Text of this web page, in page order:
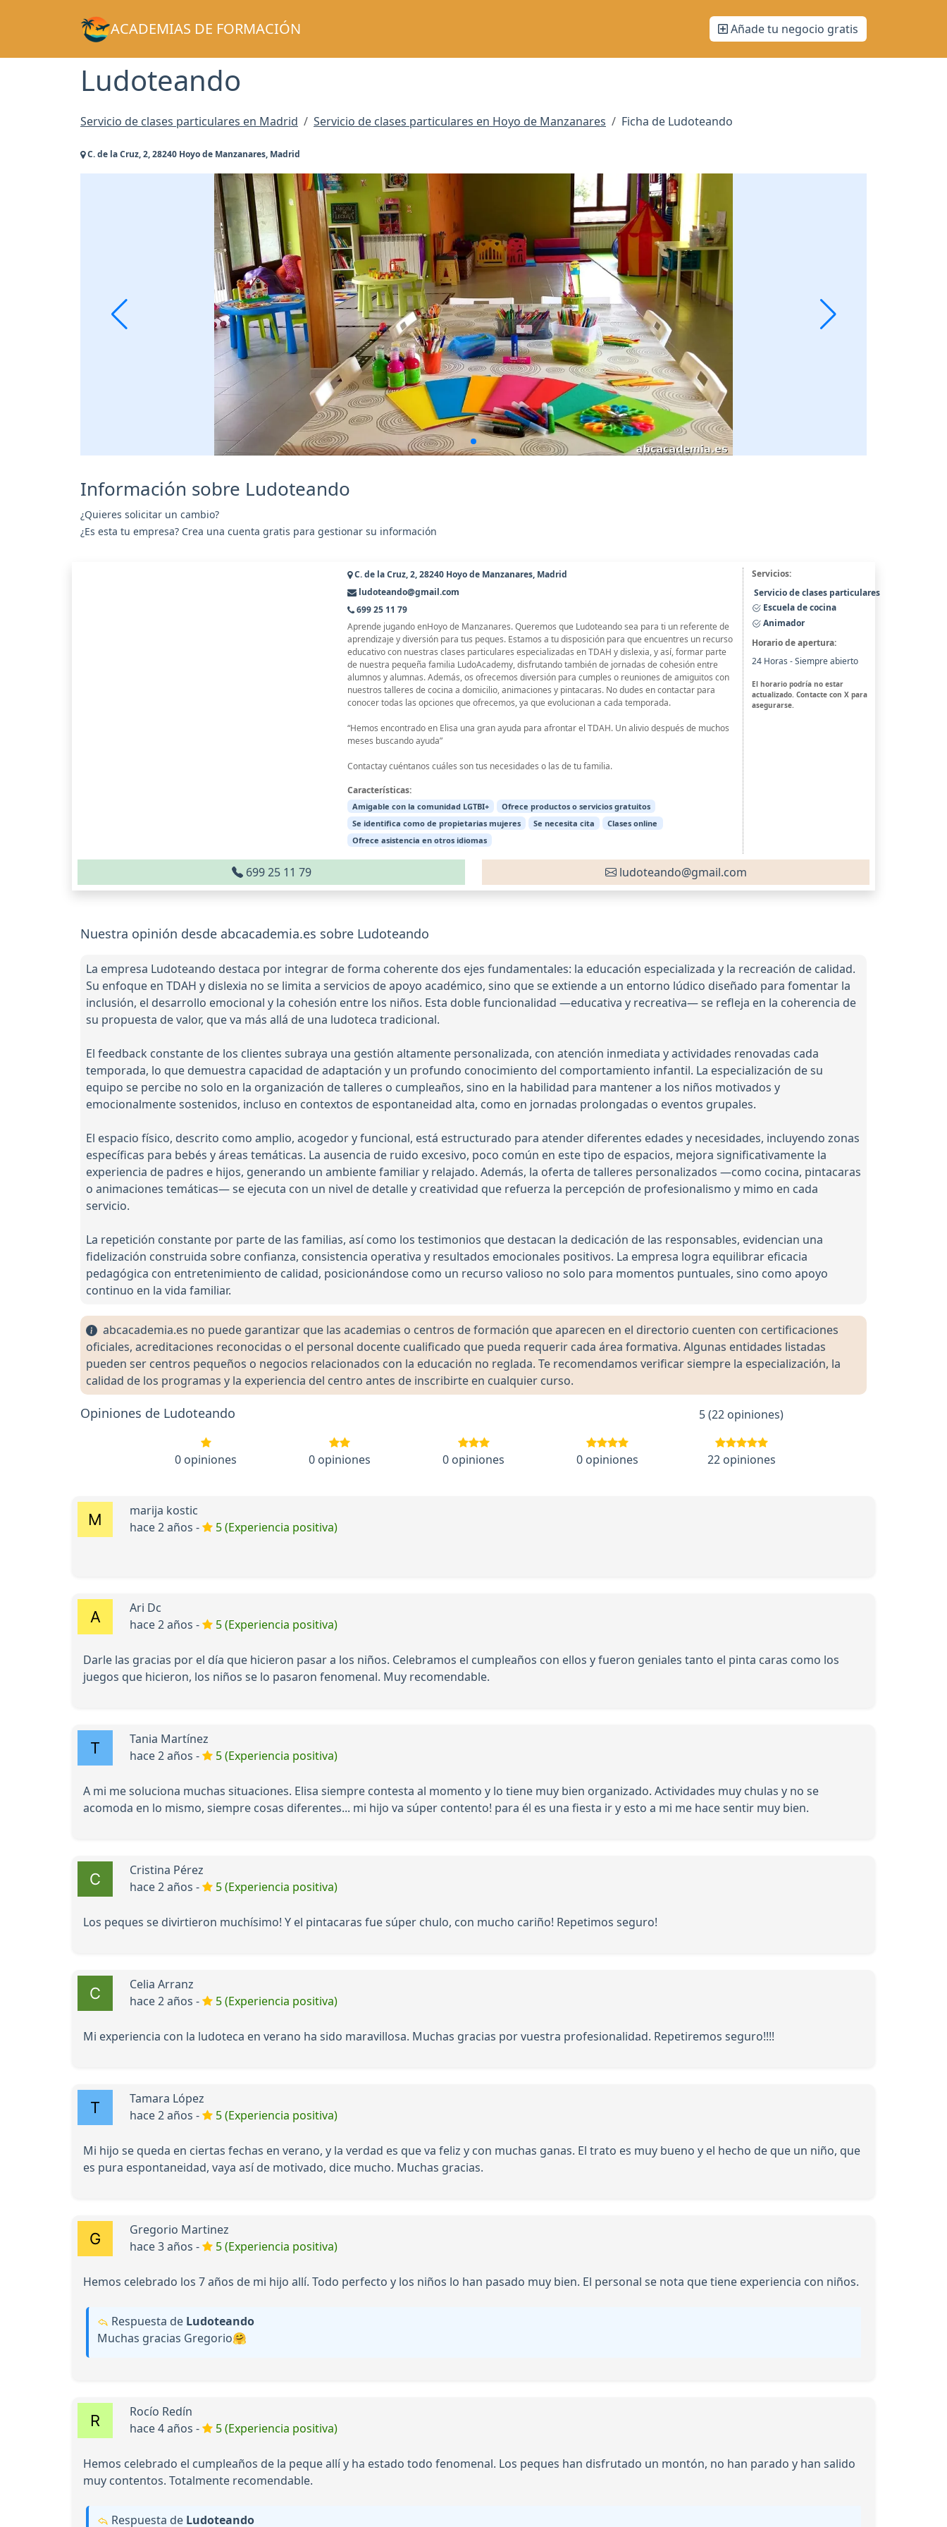
ACADEMIAS DE FORMACIÓN Añade tu negocio gratis
Ludoteando
Servicio de clases particulares en Madrid Servicio de clases particulares en Hoyo de Manzanares Ficha de Ludoteando
C. de la Cruz, 2, 28240 Hoyo de Manzanares, Madrid
Información sobre Ludoteando
¿Quieres solicitar un cambio?
¿Es esta tu empresa? Crea una cuenta gratis para gestionar su información
C. de la Cruz, 2, 28240 Hoyo de Manzanares, Madrid
ludoteando@gmail.com
699 25 11 79
Aprende jugando enHoyo de Manzanares. Queremos que Ludoteando sea para ti un referente de
aprendizaje y diversión para tus peques. Estamos a tu disposición para que encuentres un recurso
educativo con nuestras clases particulares especializadas en TDAH y dislexia, y así, formar parte
de nuestra pequeña familia LudoAcademy, disfrutando también de jornadas de cohesión entre
alumnos y alumnas. Además, os ofrecemos diversión para cumples o reuniones de amiguitos con
nuestros talleres de cocina a domicilio, animaciones y pintacaras. No dudes en contactar para
conocer todas las opciones que ofrecemos, ya que evolucionan a cada temporada.
“Hemos encontrado en Elisa una gran ayuda para afrontar el TDAH. Un alivio después de muchos
meses buscando ayuda”
Contactay cuéntanos cuáles son tus necesidades o las de tu familia.
Características:
Amigable con la comunidad LGTBI+
Ofrece productos o servicios gratuitos
Se identifica como de propietarias mujeres
Se necesita cita
Clases online
Ofrece asistencia en otros idiomas
Servicios:
Servicio de clases particulares
Escuela de cocina
Animador
Horario de apertura:
24 Horas - Siempre abierto
El horario podría no estar
actualizado. Contacte con X para
asegurarse.
699 25 11 79 ludoteando@gmail.com
Nuestra opinión desde abcacademia.es sobre Ludoteando
La empresa Ludoteando destaca por integrar de forma coherente dos ejes fundamentales: la educación especializada y la recreación de calidad.
Su enfoque en TDAH y dislexia no se limita a servicios de apoyo académico, sino que se extiende a un entorno lúdico diseñado para fomentar la
inclusión, el desarrollo emocional y la cohesión entre los niños. Esta doble funcionalidad —educativa y recreativa— se refleja en la coherencia de
su propuesta de valor, que va más allá de una ludoteca tradicional.
El feedback constante de los clientes subraya una gestión altamente personalizada, con atención inmediata y actividades renovadas cada
temporada, lo que demuestra capacidad de adaptación y un profundo conocimiento del comportamiento infantil. La especialización de su
equipo se percibe no solo en la organización de talleres o cumpleaños, sino en la habilidad para mantener a los niños motivados y
emocionalmente sostenidos, incluso en contextos de espontaneidad alta, como en jornadas prolongadas o eventos grupales.
El espacio físico, descrito como amplio, acogedor y funcional, está estructurado para atender diferentes edades y necesidades, incluyendo zonas
específicas para bebés y áreas temáticas. La ausencia de ruido excesivo, poco común en este tipo de espacios, mejora significativamente la
experiencia de padres e hijos, generando un ambiente familiar y relajado. Además, la oferta de talleres personalizados —como cocina, pintacaras
o animaciones temáticas— se ejecuta con un nivel de detalle y creatividad que refuerza la percepción de profesionalismo y mimo en cada
servicio.
La repetición constante por parte de las familias, así como los testimonios que destacan la dedicación de las responsables, evidencian una
fidelización construida sobre confianza, consistencia operativa y resultados emocionales positivos. La empresa logra equilibrar eficacia
pedagógica con entretenimiento de calidad, posicionándose como un recurso valioso no solo para momentos puntuales, sino como apoyo
continuo en la vida familiar.
abcacademia.es no puede garantizar que las academias o centros de formación que aparecen en el directorio cuenten con certificaciones
oficiales, acreditaciones reconocidas o el personal docente cualificado que pueda requerir cada área formativa. Algunas entidades listadas
pueden ser centros pequeños o negocios relacionados con la educación no reglada. Te recomendamos verificar siempre la especialización, la
calidad de los programas y la experiencia del centro antes de inscribirte en cualquier curso.
Opiniones de Ludoteando 5 (22 opiniones)
0 opiniones 0 opiniones 0 opiniones 0 opiniones 22 opiniones
marija kostic
hace 2 años -
5 (Experiencia positiva)
Ari Dc
hace 2 años -
5 (Experiencia positiva)
Darle las gracias por el día que hicieron pasar a los niños. Celebramos el cumpleaños con ellos y fueron geniales tanto el pinta caras como los
juegos que hicieron, los niños se lo pasaron fenomenal. Muy recomendable.
Tania Martínez
hace 2 años -
5 (Experiencia positiva)
A mi me soluciona muchas situaciones. Elisa siempre contesta al momento y lo tiene muy bien organizado. Actividades muy chulas y no se
acomoda en lo mismo, siempre cosas diferentes... mi hijo va súper contento! para él es una fiesta ir y esto a mi me hace sentir muy bien.
Cristina Pérez
hace 2 años -
5 (Experiencia positiva)
Los peques se divirtieron muchísimo! Y el pintacaras fue súper chulo, con mucho cariño! Repetimos seguro!
Celia Arranz
hace 2 años -
5 (Experiencia positiva)
Mi experiencia con la ludoteca en verano ha sido maravillosa. Muchas gracias por vuestra profesionalidad. Repetiremos seguro!!!!
Tamara López
hace 2 años -
5 (Experiencia positiva)
Mi hijo se queda en ciertas fechas en verano, y la verdad es que va feliz y con muchas ganas. El trato es muy bueno y el hecho de que un niño, que
es pura espontaneidad, vaya así de motivado, dice mucho. Muchas gracias.
Gregorio Martinez
hace 3 años -
5 (Experiencia positiva)
Hemos celebrado los 7 años de mi hijo allí. Todo perfecto y los niños lo han pasado muy bien. El personal se nota que tiene experiencia con niños.
Respuesta de Ludoteando
Muchas gracias Gregorio🤗
Rocío Redín
hace 4 años -
5 (Experiencia positiva)
Hemos celebrado el cumpleaños de la peque allí y ha estado todo fenomenal. Los peques han disfrutado un montón, no han parado y han salido
muy contentos. Totalmente recomendable.
Respuesta de Ludoteando